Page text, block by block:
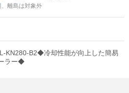
離島は対象外
KN280-B2◆冷却性能が向上した簡易
ラー◆